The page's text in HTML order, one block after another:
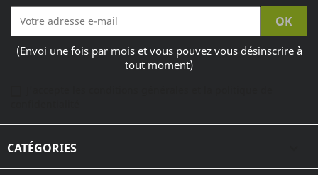
(Envoi une fois par mois et vous pouvez vous désinscrire à
tout moment)
CATÉGORIES